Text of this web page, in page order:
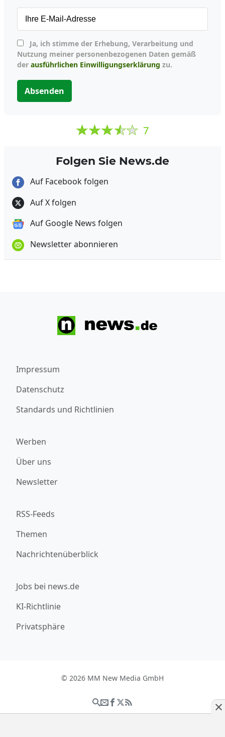
Nutzung meiner personenbezogenen Daten gemäß
der ausführlichen Einwilligungserklärung zu.
Absenden
7
Folgen Sie News.de
Auf Facebook folgen
Auf X folgen
Auf Google News folgen
Newsletter abonnieren
Impressum
Datenschutz
Standards und Richtlinien
Werben
Über uns
Newsletter
RSS-Feeds
Themen
Nachrichtenüberblick
Jobs bei news.de
KI-Richtlinie
Privatsphäre
© 2026 MM New Media GmbH